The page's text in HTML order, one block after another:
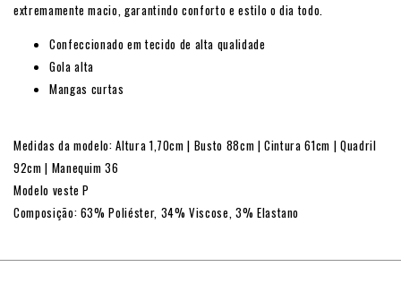
extremamente macio, garantindo conforto e estilo o dia todo.
Confeccionado em tecido de alta qualidade
Gola alta
Mangas curtas
Medidas da modelo: Altura 1,70cm | Busto 88cm | Cintura 61cm | Quadril
92cm | Manequim 36
Modelo veste P
Composição: 63% Poliéster, 34% Viscose, 3% Elastano